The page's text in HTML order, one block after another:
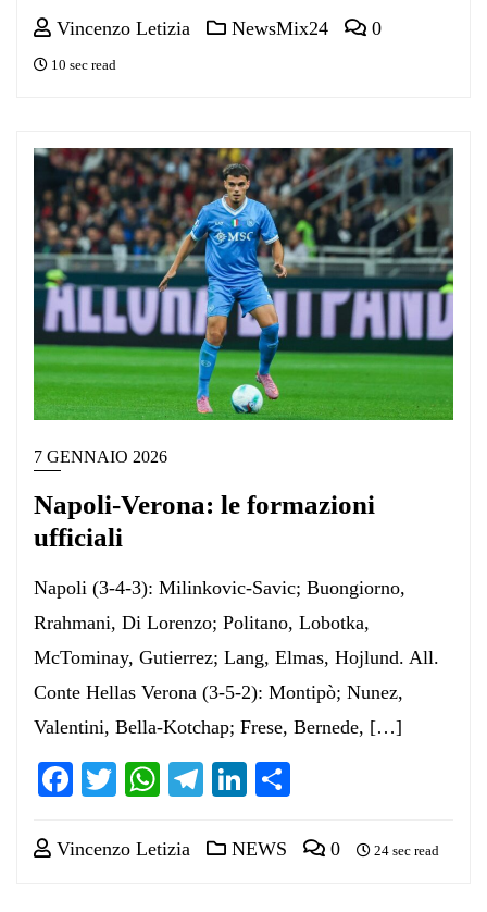
Vincenzo Letizia NewsMix24 0
10 sec read
7 GENNAIO 2026
Napoli-Verona: le formazioni
ufficiali
Napoli (3-4-3): Milinkovic-Savic; Buongiorno,
Rrahmani, Di Lorenzo; Politano, Lobotka,
McTominay, Gutierrez; Lang, Elmas, Hojlund. All.
Conte Hellas Verona (3-5-2): Montipò; Nunez,
Valentini, Bella-Kotchap; Frese, Bernede, […]
Facebook
TwitterWhatsApp
Telegram
LinkedIn
Vincenzo Letizia NEWS 0 24 sec read